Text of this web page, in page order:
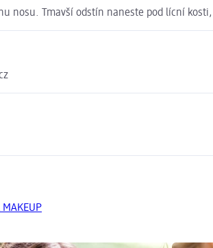
nosu. Tmavší odstín naneste pod lícní